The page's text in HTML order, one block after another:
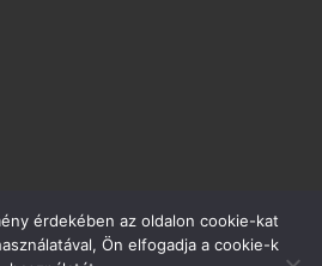
Virág, virágok, évelők, örökzöldek,
szobanövények termesztése,
érdekében az oldalon cookie-kat
Ön elfogadja a cookie-k